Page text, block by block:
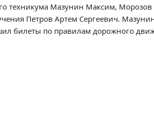
техникума Мазунин Максим,
Петров Артем Сергеевич.
билеты по правилам дорожного